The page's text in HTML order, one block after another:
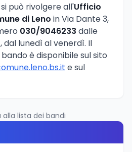
può rivolgere all'Ufficio
di Leno in Via Dante 3,
030/9046233 dalle
, dal lunedì al venerdì. Il
è disponibile sul sito
e sul
alla lista dei bandi